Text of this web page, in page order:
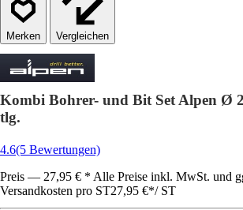
Vergleichen
Kombi Bohrer- und Bit Set Alpen Ø
tlg.
4.6(5 Bewertungen)
Preis — 27,95 € * Alle Preise inkl. MwSt. und
Versandkosten pro ST27,95 €*/ ST